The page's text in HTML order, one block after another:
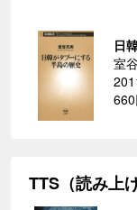
日
室
660
TTS（読み上